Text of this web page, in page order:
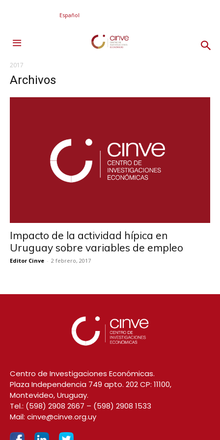
Español
2017
Archivos
Impacto de la actividad hípica en
Uruguay sobre variables de empleo
Editor Cinve - 2 febrero, 2017
Centro de Investigaciones Económicas.
Plaza Independencia 749 apto. 202 CP: 11100,
Montevideo, Uruguay.
Tel.: (598) 2908 2667 – (598) 2908 1533
Mail: cinve@cinve.org.uy